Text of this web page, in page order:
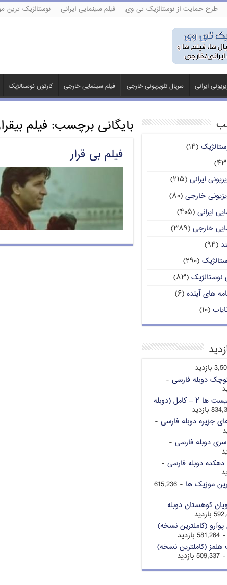
طرح حمایت از نوستالژیک تی وی فیلم سینمایی ایرانی نوستالژیک ترین
ایرانی سریال تلویزیونی خارجی فیلم سینمایی خارجی کارتون نوستالژیک
بایگانی برچسب: فیلم
فیلم بی قرار
(۱۴)
ایرانی (۲۱۵)
خارجی (۸۰)
ایرانی (۴۰۵)
خارجی (۳۸۹)
(۹۴)
(۲۹۰)
(۸۳)
های آینده (۶)
(۱۰)
دوبله فارسی -
کارتون فوتبالیست ها ۲ – کامل (دوبله
جزیره دوبله فارسی -
دوبله فارسی -
دوبله فارسی -
موزیک ها
- 615,236
کوهستان دوبله
(کاملترین نسخه)
- 581,264 بازدید
هلمز (کاملترین نسخه)
- 509,337 بازدید